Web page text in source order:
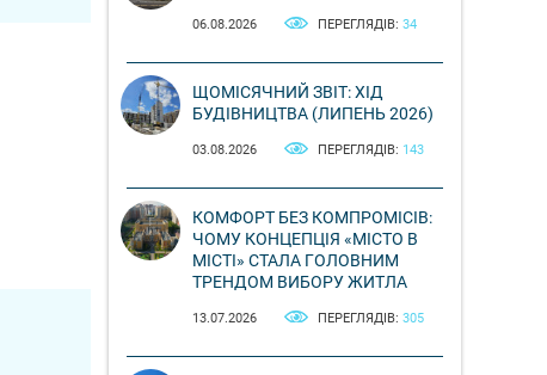
06.08.2026 ПЕРЕГЛЯДІВ: 34
ЩОМІСЯЧНИЙ ЗВІТ: ХІД
БУДІВНИЦТВА (ЛИПЕНЬ 2026)
03.08.2026 ПЕРЕГЛЯДІВ: 143
КОМФОРТ БЕЗ КОМПРОМІСІВ:
ЧОМУ КОНЦЕПЦІЯ «МІСТО В
МІСТІ» СТАЛА ГОЛОВНИМ
ТРЕНДОМ ВИБОРУ ЖИТЛА
13.07.2026 ПЕРЕГЛЯДІВ: 305